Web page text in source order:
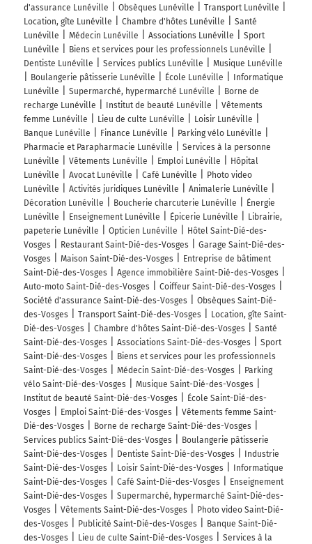
d'assurance Lunéville
Obsèques Lunéville
Transport Lunéville
Location, gîte Lunéville
Chambre d'hôtes Lunéville
Santé
Lunéville
Médecin Lunéville Associations Lunéville
Sport
Lunéville
Biens et services pour les professionnels Lunéville
Dentiste Lunéville
Services publics Lunéville
Musique Lunéville
Boulangerie pâtisserie Lunéville
École Lunéville
Informatique
Lunéville
Supermarché, hypermarché Lunéville
Borne de
recharge Lunéville
Institut de beauté Lunéville
Vêtements
femme Lunéville
Lieu de culte Lunéville
Loisir Lunéville
Banque Lunéville
Finance Lunéville
Parking vélo Lunéville
Pharmacie et Parapharmacie Lunéville
Services à la personne
Lunéville
Vêtements Lunéville Emploi Lunéville
Hôpital
Lunéville
Avocat Lunéville Café Lunéville
Photo video
Lunéville
Activités juridiques Lunéville
Animalerie Lunéville
Décoration Lunéville
Boucherie charcuterie Lunéville
Énergie
Lunéville
Enseignement Lunéville Épicerie Lunéville
Librairie,
papeterie Lunéville
Opticien Lunéville
Hôtel Saint-Dié-des-
Vosges
Restaurant Saint-Dié-des-Vosges
Garage Saint-Dié-des-
Vosges
Maison Saint-Dié-des-Vosges
Entreprise de bâtiment
Saint-Dié-des-Vosges
Agence immobilière Saint-Dié-des-Vosges
Auto-moto Saint-Dié-des-Vosges
Coiffeur Saint-Dié-des-Vosges
Société d'assurance Saint-Dié-des-Vosges
Obsèques Saint-Dié-
des-Vosges
Transport Saint-Dié-des-Vosges
Location, gîte Saint-
Dié-des-Vosges
Chambre d'hôtes Saint-Dié-des-Vosges
Santé
Saint-Dié-des-Vosges
Associations Saint-Dié-des-Vosges
Sport
Saint-Dié-des-Vosges
Biens et services pour les professionnels
Saint-Dié-des-Vosges
Médecin Saint-Dié-des-Vosges
Parking
vélo Saint-Dié-des-Vosges
Musique Saint-Dié-des-Vosges
Institut de beauté Saint-Dié-des-Vosges
École Saint-Dié-des-
Vosges
Emploi Saint-Dié-des-Vosges
Vêtements femme Saint-
Dié-des-Vosges
Borne de recharge Saint-Dié-des-Vosges
Services publics Saint-Dié-des-Vosges
Boulangerie pâtisserie
Saint-Dié-des-Vosges
Dentiste Saint-Dié-des-Vosges
Industrie
Saint-Dié-des-Vosges
Loisir Saint-Dié-des-Vosges
Informatique
Saint-Dié-des-Vosges
Café Saint-Dié-des-Vosges
Enseignement
Saint-Dié-des-Vosges
Supermarché, hypermarché Saint-Dié-des-
Vosges
Vêtements Saint-Dié-des-Vosges
Photo video Saint-Dié-
des-Vosges
Publicité Saint-Dié-des-Vosges
Banque Saint-Dié-
des-Vosges
Lieu de culte Saint-Dié-des-Vosges
Services à la